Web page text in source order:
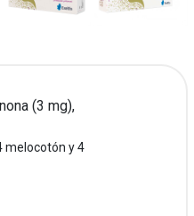
(3 mg),
melocotón y 4